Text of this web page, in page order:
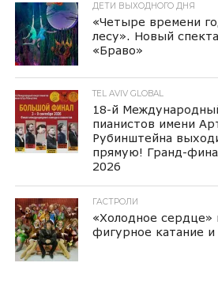
ДЕТИ ВЫХОДНОГО ДНЯ
«Четыре времени
лесу». Новый
«Браво»
TEL AVIV GLOBAL
18-й
пианистов имени
Рубинштейна
прямую! Гранд-
2026
ГАСТРОЛИ
«Холодное сердце»
фигурное катание и